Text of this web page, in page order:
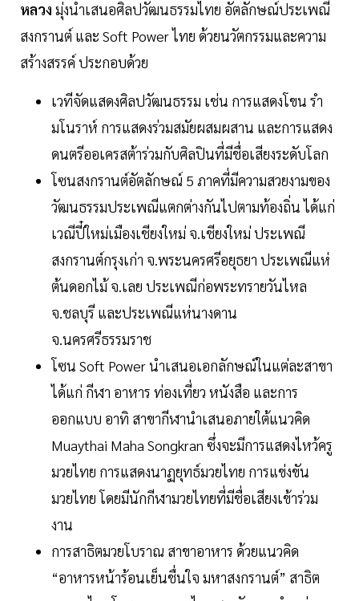
หลวง มุ่งนำเสนอศิลปวัฒนธรรมไทย อัตลักษณ์ประเพณี
สงกรานต์ และ Soft Power ไทย ด้วยนวัตกรรมและความ
สร้างสรรค์ ประกอบด้วย
เวทีจัดแสดงศิลปวัฒนธรรม เช่น การแสดงโขน รำ
มโนราห์ การแสดงร่วมสมัยผสมผสาน และการแสดง
ดนตรีออเครสต้าร่วมกับศิลปินที่มีชื่อเสียงระดับโลก
โซนสงกรานต์อัตลักษณ์ 5 ภาคที่มีความสวยงามของ
วัฒนธรรมประเพณีแตกต่างกันไปตามท้องถิ่น ได้แก่
เวณีปี๋ใหม่เมืองเชียงใหม่ จ.เชียงใหม่ ประเพณี
สงกรานต์กรุงเก่า จ.พระนครศรีอยุธยา ประเพณีแห่
ต้นดอกไม้ จ.เลย ประเพณีก่อพระทรายวันไหล
จ.ชลบุรี และประเพณีแห่นางดาน
จ.นครศรีธรรมราช
โซน Soft Power นำเสนอเอกลักษณ์ในแต่ละสาขา
ได้แก่ กีฬา อาหาร ท่องเที่ยว หนังสือ และการ
ออกแบบ อาทิ สาขากีฬานำเสนอภายใต้แนวคิด
Muaythai Maha Songkran ซึ่งจะมีการแสดงไหว้ครู
มวยไทย การแสดงนาฏยุทธ์มวยไทย การแข่งขัน
มวยไทย โดยมีนักกีฬามวยไทยที่มีชื่อเสียงเข้าร่วม
งาน
การสาธิตมวยโบราณ สาขาอาหาร ด้วยแนวคิด
“อาหารหน้าร้อนเย็นชื่นใจ มหาสงกรานต์” สาธิต